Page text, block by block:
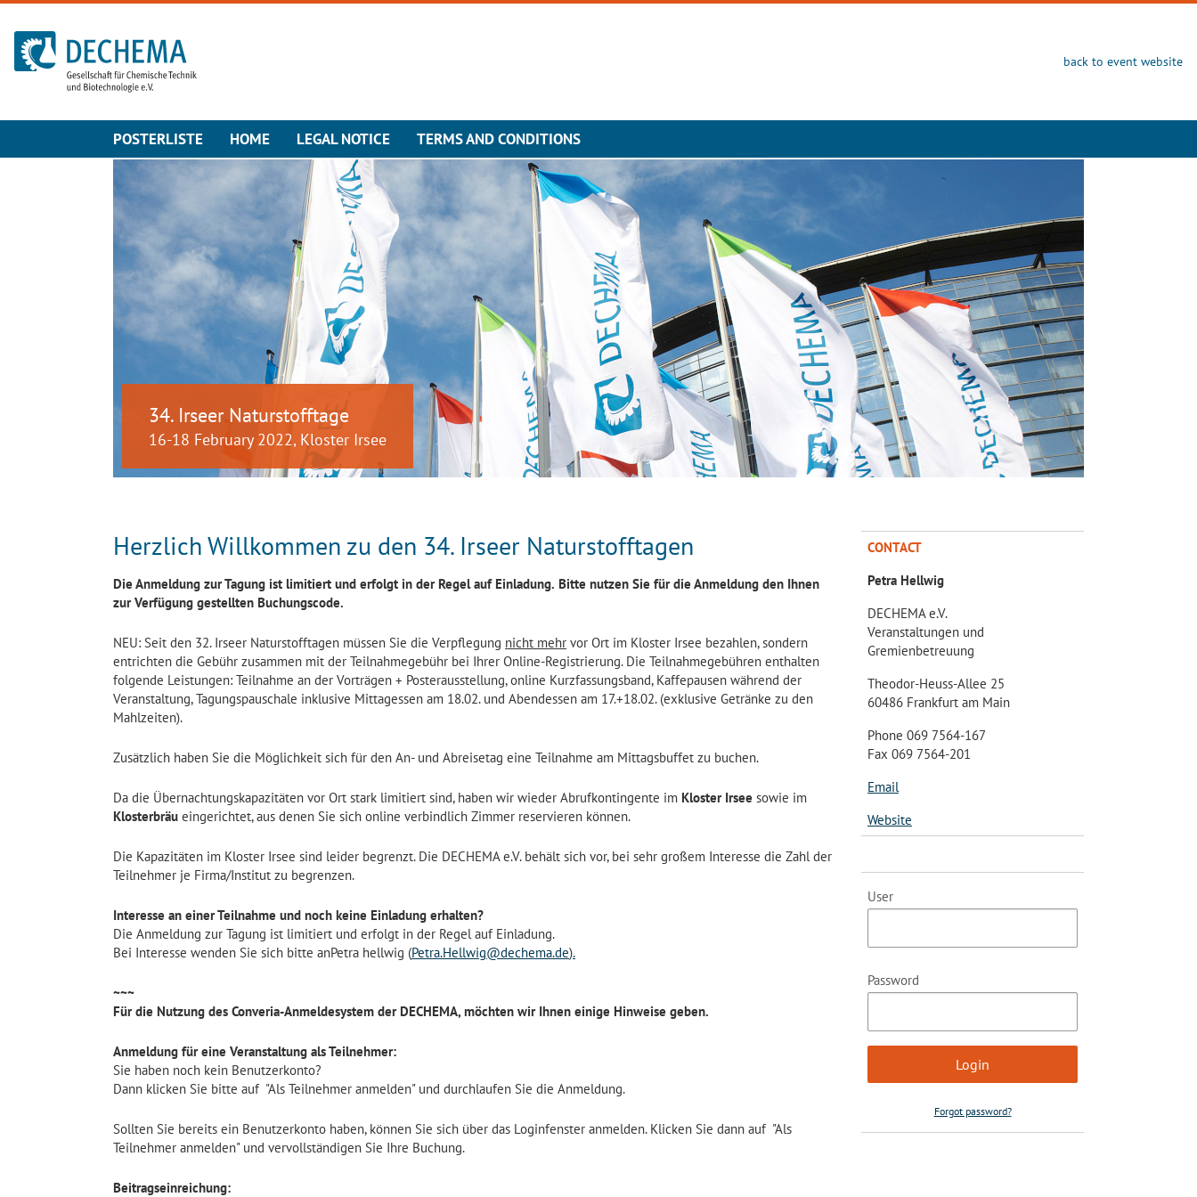
To the homepage
back to event website
POSTERLISTE HOME LEGAL NOTICE TERMS AND CONDITIONS
34. Irseer Naturstofftage
16-18 February 2022, Kloster Irsee
Herzlich Willkommen zu den 34. Irseer Naturstofftagen
Die Anmeldung zur Tagung ist limitiert und erfolgt in der Regel auf Einladung. Bitte nutzen Sie für die Anmeldung den Ihnen
zur Verfügung gestellten Buchungscode.
NEU: Seit den 32. Irseer Naturstofftagen müssen Sie die Verpflegung nicht mehr vor Ort im Kloster Irsee bezahlen, sondern
entrichten die Gebühr zusammen mit der Teilnahmegebühr bei Ihrer Online-Registrierung. Die Teilnahmegebühren enthalten
folgende Leistungen: Teilnahme an der Vorträgen + Posterausstellung, online Kurzfassungsband, Kaffepausen während der
Veranstaltung, Tagungspauschale inklusive Mittagessen am 18.02. und Abendessen am 17.+18.02. (exklusive Getränke zu den
Mahlzeiten).
Zusätzlich haben Sie die Möglichkeit sich für den An- und Abreisetag eine Teilnahme am Mittagsbuffet zu buchen.
Da die Übernachtungskapazitäten vor Ort stark limitiert sind, haben wir wieder Abrufkontingente im Kloster Irsee sowie im
Klosterbräu eingerichtet, aus denen Sie sich online verbindlich Zimmer reservieren können.
Die Kapazitäten im Kloster Irsee sind leider begrenzt. Die DECHEMA e.V. behält sich vor, bei sehr großem Interesse die Zahl der
Teilnehmer je Firma/Institut zu begrenzen.
Interesse an einer Teilnahme und noch keine Einladung erhalten?
Die Anmeldung zur Tagung ist limitiert und erfolgt in der Regel auf Einladung.
Bei Interesse wenden Sie sich bitte anPetra hellwig (Petra.Hellwig@dechema.de).
~~~
Für die Nutzung des Converia-Anmeldesystem der DECHEMA, möchten wir Ihnen einige Hinweise geben.
Anmeldung für eine Veranstaltung als Teilnehmer:
Sie haben noch kein Benutzerkonto?
Dann klicken Sie bitte auf "Als Teilnehmer anmelden" und durchlaufen Sie die Anmeldung.
Sollten Sie bereits ein Benutzerkonto haben, können Sie sich über das Loginfenster anmelden. Klicken Sie dann auf "Als
Teilnehmer anmelden" und vervollständigen Sie Ihre Buchung.
Beitragseinreichung:
CONTACT
Petra Hellwig
DECHEMA e.V.
Veranstaltungen und
Gremienbetreuung
Theodor-Heuss-Allee 25
60486 Frankfurt am Main
Phone 069 7564-167
Fax 069 7564-201
Email
Website
User
Password
Forgot password?